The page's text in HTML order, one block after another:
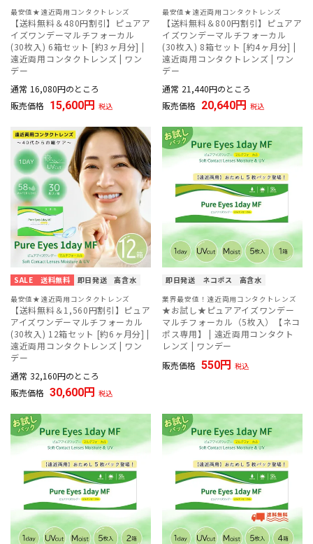
最安値★遠近両用コンタクトレンズ
【送料無料＆480円割引】ピュアア
イズワンデーマルチフォーカル
(30枚入) 6箱セット [約3ヶ月分] |
遠近両用コンタクトレンズ | ワン
デー
通常 16,080
のところ
販売価格 15,600 税込
最安値★遠近両用コンタクトレンズ
【送料無料＆800円割引】ピュアア
イズワンデーマルチフォーカル
(30枚入) 8箱セット [約4ヶ月分] |
遠近両用コンタクトレンズ | ワン
デー
通常 21,440
のところ
販売価格 20,640 税込
SALE 送料無料 即日発送 高含水
最安値★遠近両用コンタクトレンズ
【送料無料＆1,560円割引】ピュア
アイズワンデーマルチフォーカル
(30枚入) 12箱セット [約6ヶ月分] |
遠近両用コンタクトレンズ | ワン
デー
通常 32,160
のところ
販売価格 30,600 税込
即日発送 ネコポス 高含水
業界最安値！遠近両用コンタクトレンズ
★お試し★ピュアアイズワンデー
マルチフォーカル（5枚入）【ネコ
ポス専用】 | 遠近両用コンタクト
レンズ | ワンデー
販売価格 550 税込